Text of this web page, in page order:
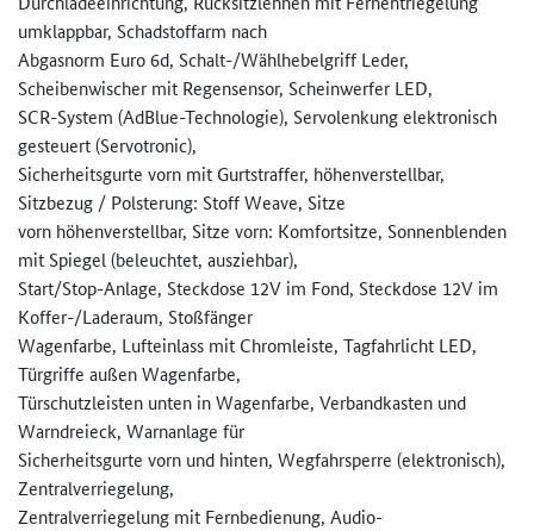
umklappbar, Schadstoffarm nach
Abgasnorm Euro 6d, Schalt-/Wählhebelgriff Leder,
Scheibenwischer mit Regensensor, Scheinwerfer LED,
SCR-System (AdBlue-Technologie), Servolenkung elektronisch
gesteuert (Servotronic),
Sicherheitsgurte vorn mit Gurtstraffer, höhenverstellbar,
Sitzbezug / Polsterung: Stoff Weave, Sitze
vorn höhenverstellbar, Sitze vorn: Komfortsitze, Sonnenblenden
mit Spiegel (beleuchtet, ausziehbar),
Start/Stop-Anlage, Steckdose 12V im Fond, Steckdose 12V im
Koffer-/Laderaum, Stoßfänger
Wagenfarbe, Lufteinlass mit Chromleiste, Tagfahrlicht LED,
Türgriffe außen Wagenfarbe,
Türschutzleisten unten in Wagenfarbe, Verbandkasten und
Warndreieck, Warnanlage für
Sicherheitsgurte vorn und hinten, Wegfahrsperre (elektronisch),
Zentralverriegelung,
Zentralverriegelung mit Fernbedienung, Audio-